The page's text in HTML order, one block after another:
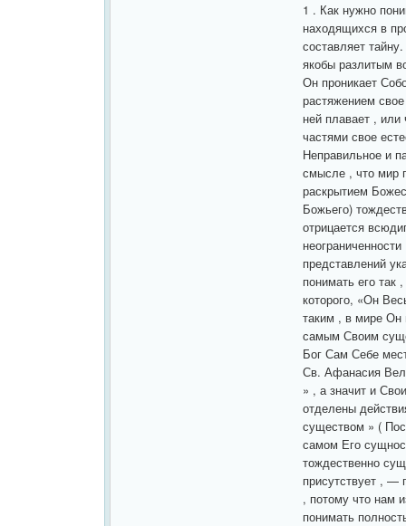
1 . Как нужно
находящихся в
составляет
якобы разлитым
Он проникает
растяжением
ней плавает ,
частями свое
Неправильное и
смысле , что мир
раскрытием
Божьего)
отрицается
представлений
понимать его
которого, «Он
таким , в мире Он
самым Своим
Бог Сам Себе
Св. Афанасия
» , а значит и
отделены
существом » (
самом Его
тождественно
присутствует , —
, потому что нам
понимать